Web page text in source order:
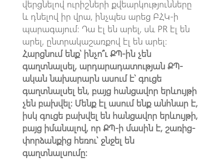
վերցնելով ուրիշների քվեարկությունները
և դնելով իր վրա, ինչպես արեց ԲՀԿ-ի
պարագայում։ Դա էլ են արել, սև PR էլ են
արել, ընտրակաշառքով էլ են արել:
Հարցնում ենք՝ ինչո՞ւ ՔՊ-ին չեն
գաղտնալսել, արդարադատության ՔՊ-
ական նախարարն ասում է՝ գուցե
գաղտնալսել են, բայց հանցավոր երևույթի
չեն բախվել։ Մենք էլ ասում ենք անհնար է,
իսկ գուցե բախվել են հանցավոր երևույթի,
բայց իմանալով, որ ՔՊ-ի մասին է, շառից-
փորձանքից հեռու՝ ջնջել են
գաղտնալսումը։